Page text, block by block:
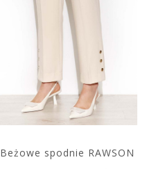
Beżowe spodnie RAWSON